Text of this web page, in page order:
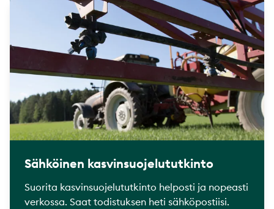
Sähköinen kasvinsuojelututkinto
Suorita kasvinsuojelututkinto helposti ja nopeasti
verkossa. Saat todistuksen heti sähköpostiisi.